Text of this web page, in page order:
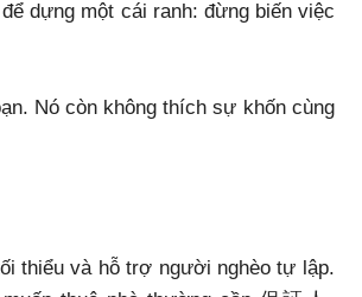
dựng một cái ranh: đừng biến việc
Nó còn không thích sự khốn cùng
thiểu và hỗ trợ người nghèo tự lập.